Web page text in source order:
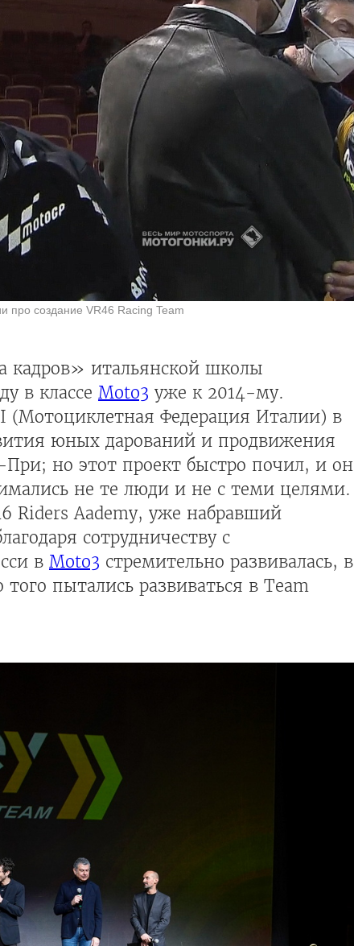
про создание VR46 Racing Team
кадров» итальянской школы
в классе Moto3 уже к 2014-му.
(Мотоциклетная Федерация Италии) в
юных дарований и продвижения
но этот проект быстро почил, и он
не те люди и не с теми целями.
Riders Aademy, уже набравший
сотрудничеству с
в Moto3 стремительно развивалась, в
пытались развиваться в Team